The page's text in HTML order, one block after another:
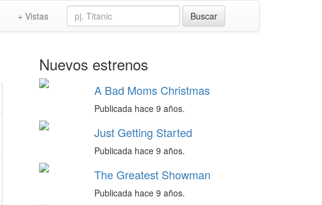
+ Vistas
Nuevos estrenos
A Bad Moms Christmas
Publicada hace 9 años.
Just Getting Started
Publicada hace 9 años.
The Greatest Showman
Publicada hace 9 años.